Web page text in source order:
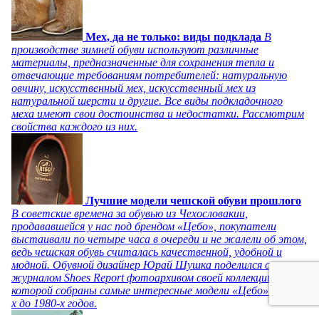
Мех, да не только: виды подклада В
производстве зимней обуви используют различные
материалы, предназначенные для сохранения тепла и
отвечающие требованиям потребителей: натуральную
овчину, искусственный мех, искусственный мех из
натуральной шерсти и другие. Все виды подкладочного
меха имеют свои достоинства и недостатки. Рассмотрим
свойства каждого из них.
Лучшие модели чешской обуви прошлого
В советские времена за обувью из Чехословакии,
продававшейся у нас под брендом «Цебо», покупатели
выстаивали по четыре часа в очереди и не жалели об этом,
ведь чешская обувь считалась качественной, удобной и
модной. Обувной дизайнер Юрай Шушка поделился с
журналом Shoes Report фотоархивом своей коллекции, в
которой собраны самые интересные модели «Цебо» с 1940-
х до 1980-х годов.